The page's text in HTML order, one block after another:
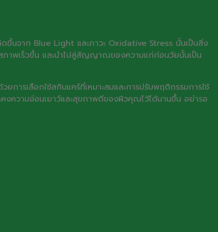
ดขึ้นจาก Blue Light และภาวะ Oxidative Stress นั้นเป็นสิ่ง
สภาพเร็วขึ้น และนำไปสู่สัญญาณของความแก่ก่อนวัยนั้นเป็น
ารเลือกใช้สกินแคร์ที่เหมาะสมและการปรับพฤติกรรมการใช้
คงความอ่อนเยาว์และสุขภาพดีของผิวคุณไว้ได้นานขึ้น อย่ารอ